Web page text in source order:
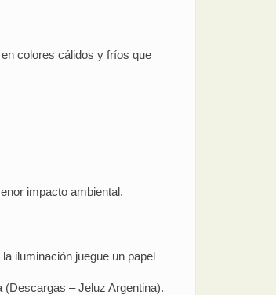
colores cálidos y fríos que
impacto ambiental.
iluminación juegue un papel
– Jeluz Argentina).